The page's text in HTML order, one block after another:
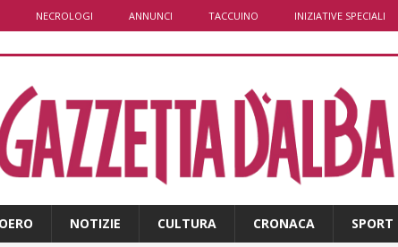
NECROLOGI ANNUNCI TACCUINO INIZIATIVE SPECIALI
NOTIZIE CULTURA CRONACA SPORT